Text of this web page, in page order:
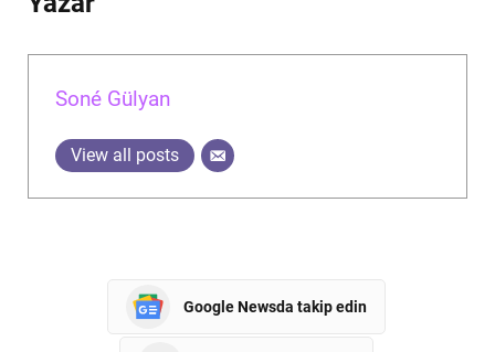
Soné Gülyan
View all posts
Google Newsda takip edin